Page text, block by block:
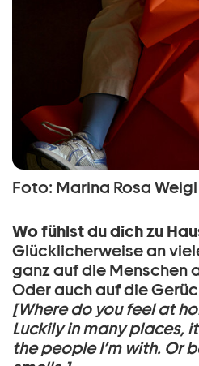
Foto: Marina Rosa Weigl
Wo fühlst du dich zu
Glücklicherweise an
ganz auf die Menschen
Oder auch auf die
[Where do you feel at
Luckily in many places,
the people I’m with. Or